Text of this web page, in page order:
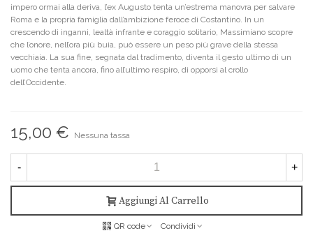
impero ormai alla deriva, l’ex Augusto tenta un’estrema manovra per salvare
Roma e la propria famiglia dall’ambizione feroce di Costantino. In un
crescendo di inganni, lealtà infrante e coraggio solitario, Massimiano scopre
che l’onore, nell’ora più buia, può essere un peso più grave della stessa
vecchiaia. La sua fine, segnata dal tradimento, diventa il gesto ultimo di un
uomo che tenta ancora, fino all’ultimo respiro, di opporsi al crollo
dell’Occidente.
15,00 € Nessuna tassa
- +
Aggiungi Al Carrello
QR code Condividi